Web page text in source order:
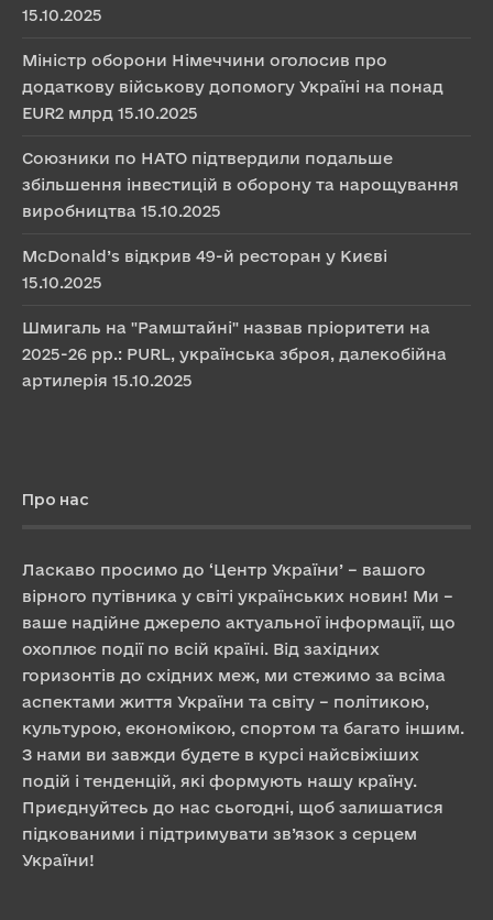
15.10.2025
Міністр оборони Німеччини оголосив про
додаткову військову допомогу Україні на понад
EUR2 млрд 15.10.2025
Союзники по НАТО підтвердили подальше
збільшення інвестицій в оборону та нарощування
виробництва 15.10.2025
McDonald’s відкрив 49-й ресторан у Києві
15.10.2025
Шмигаль на "Рамштайні" назвав пріоритети на
2025-26 рр.: PURL, українська зброя, далекобійна
артилерія 15.10.2025
Про нас
Ласкаво просимо до ‘Центр України’ – вашого
вірного путівника у світі українських новин! Ми –
ваше надійне джерело актуальної інформації, що
охоплює події по всій країні. Від західних
горизонтів до східних меж, ми стежимо за всіма
аспектами життя України та світу – політикою,
культурою, економікою, спортом та багато іншим.
З нами ви завжди будете в курсі найсвіжіших
подій і тенденцій, які формують нашу країну.
Приєднуйтесь до нас сьогодні, щоб залишатися
підкованими і підтримувати зв’язок з серцем
України!